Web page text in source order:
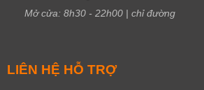
Mở cửa: 8h30 - 22h00 | chỉ đường
LIÊN HỆ HỖ TRỢ